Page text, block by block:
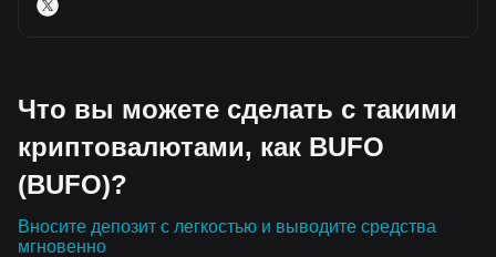
Что вы можете сделать с такими
криптовалютами, как BUFO
(BUFO)?
Вносите депозит с легкостью и выводите средства
мгновенно